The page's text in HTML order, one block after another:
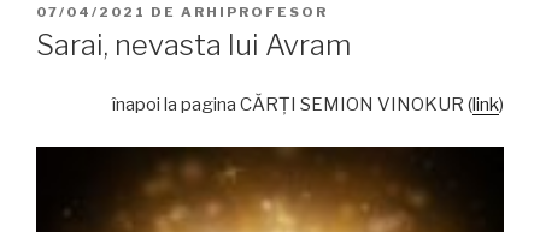
PUBLICAT
PE
07/04/2021 DE ARHIPROFESOR
Sarai, nevasta lui Avram
înapoi la pagina CĂRŢI SEMION VINOKUR (link)